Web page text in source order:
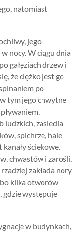
natomiast
jego
nocy. W ciągu dnia
gałęziach drzew i
że ciężko jest go
po
tym jego chwytne
ludzkich, zasiedla
spichrze, hale
ściekowe.
chwastów i zarośli,
zakłada nory
kilka otworów
gdzie występuje
w budynkach,